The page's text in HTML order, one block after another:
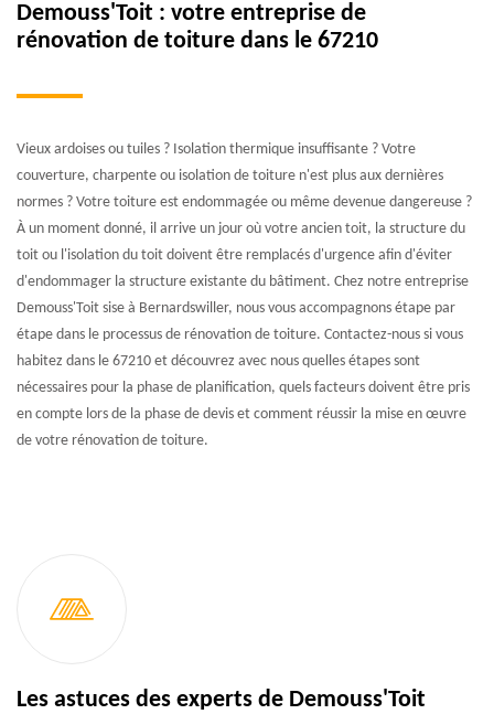
Demouss'Toit : votre entreprise de
rénovation de toiture dans le 67210
Vieux ardoises ou tuiles ? Isolation thermique insuffisante ? Votre
couverture, charpente ou isolation de toiture n'est plus aux dernières
normes ? Votre toiture est endommagée ou même devenue dangereuse ?
À un moment donné, il arrive un jour où votre ancien toit, la structure du
toit ou l'isolation du toit doivent être remplacés d'urgence afin d'éviter
d'endommager la structure existante du bâtiment. Chez notre entreprise
Demouss'Toit sise à Bernardswiller, nous vous accompagnons étape par
étape dans le processus de rénovation de toiture. Contactez-nous si vous
habitez dans le 67210 et découvrez avec nous quelles étapes sont
nécessaires pour la phase de planification, quels facteurs doivent être pris
en compte lors de la phase de devis et comment réussir la mise en œuvre
de votre rénovation de toiture.
Les astuces des experts de Demouss'Toit